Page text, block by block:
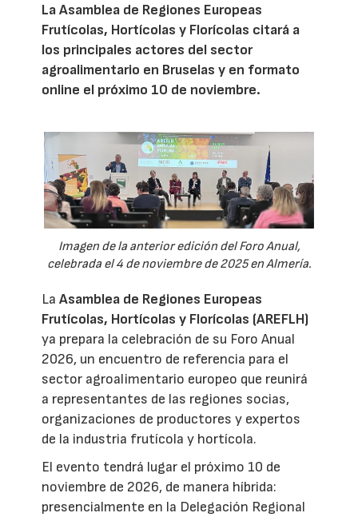
La Asamblea de Regiones Europeas
Frutícolas, Hortícolas y Florícolas citará a
los principales actores del sector
agroalimentario en Bruselas y en formato
online el próximo 10 de noviembre.
Imagen de la anterior edición del Foro Anual,
celebrada el 4 de noviembre de 2025 en Almería.
LaAsamblea de Regiones Europeas
Frutícolas, Hortícolas y Florícolas (AREFLH)
ya prepara la celebración de su Foro Anual
2026, un encuentro de referencia para el
sector agroalimentario europeo que reunirá
a representantes de las regiones socias,
organizaciones de productores y expertos
de la industria frutícola y hortícola.
El evento tendrá lugar el próximo 10 de
noviembre de 2026, de manera híbrida:
presencialmente en la Delegación Regional